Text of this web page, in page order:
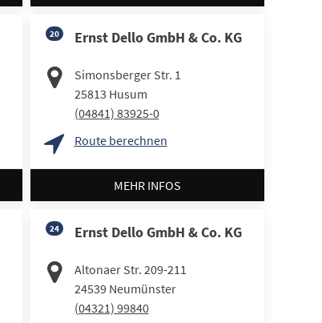
20 Ernst Dello GmbH & Co. KG
Simonsberger Str. 1
25813 Husum
(04841) 83925-0
Route berechnen
MEHR INFOS
24 Ernst Dello GmbH & Co. KG
Altonaer Str. 209-211
24539 Neumünster
(04321) 99840